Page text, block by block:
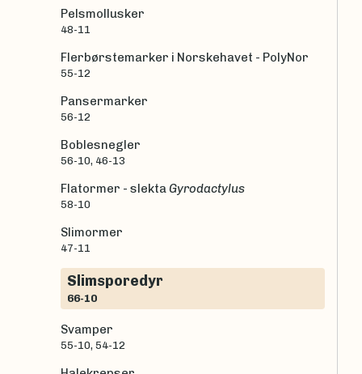
Pelsmollusker
48-11
Flerbørstemarker i Norskehavet - PolyNor
55-12
Pansermarker
56-12
Boblesnegler
56-10, 46-13
Flatormer - slektaGyrodactylus
58-10
Slimormer
47-11
Slimsporedyr
66-10
Svamper
55-10, 54-12